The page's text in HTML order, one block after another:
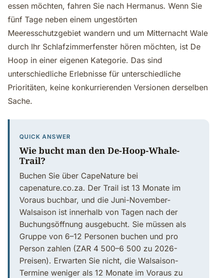
essen möchten, fahren Sie nach Hermanus. Wenn Sie
fünf Tage neben einem ungestörten
Meeresschutzgebiet wandern und um Mitternacht Wale
durch Ihr Schlafzimmerfenster hören möchten, ist De
Hoop in einer eigenen Kategorie. Das sind
unterschiedliche Erlebnisse für unterschiedliche
Prioritäten, keine konkurrierenden Versionen derselben
Sache.
QUICK ANSWER
Wie bucht man den De-Hoop-Whale-
Trail?
Buchen Sie über CapeNature bei
capenature.co.za. Der Trail ist 13 Monate im
Voraus buchbar, und die Juni-November-
Walsaison ist innerhalb von Tagen nach der
Buchungsöffnung ausgebucht. Sie müssen als
Gruppe von 6–12 Personen buchen und pro
Person zahlen (ZAR 4 500–6 500 zu 2026-
Preisen). Erwarten Sie nicht, die Walsaison-
Termine weniger als 12 Monate im Voraus zu